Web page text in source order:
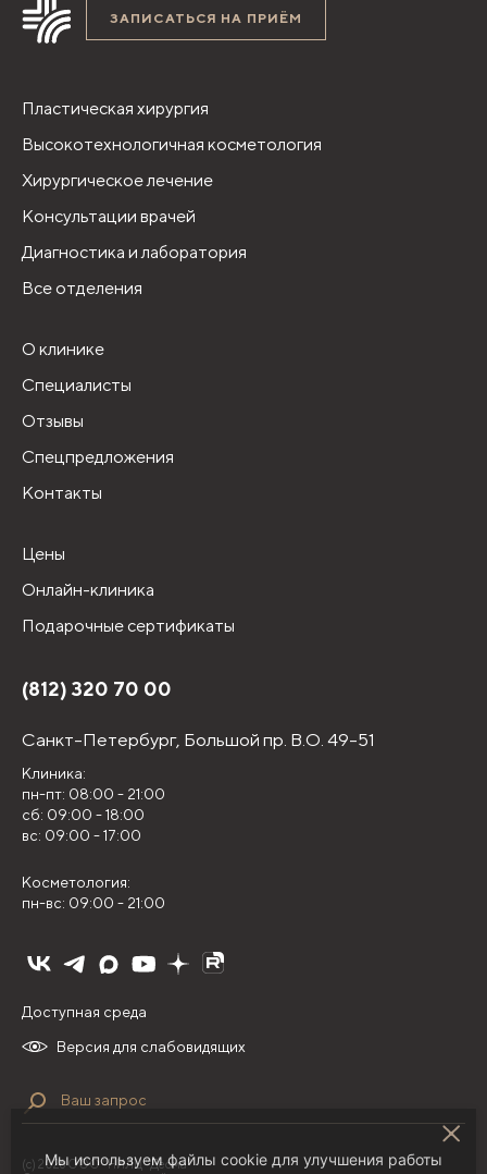
ЗАПИСАТЬСЯ НА ПРИЁМ
Пластическая хирургия
Высокотехнологичная косметология
Хирургическое лечение
Консультации врачей
Диагностика и лаборатория
Все отделения
О клинике
Специалисты
Отзывы
Спецпредложения
Контакты
Цены
Онлайн-клиника
Подарочные сертификаты
(812) 320 70 00
Санкт-Петербург, Большой пр. В.О. 49-51
Клиника:
пн-пт: 08:00 - 21:00
сб: 09:00 - 18:00
вс: 09:00 - 17:00
Косметология:
пн-вс: 09:00 - 21:00
Версия для слабовидящих
Доступная среда
(с) 2026 ООО "НИЛЦ "Деома"
Мы используем файлы cookie для улучшения работы